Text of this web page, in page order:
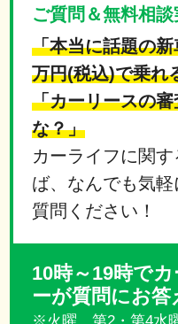
ご質問＆無料相談
「本当に話題の
万円(税込)で乗れ
「カーリースの
な？」
カーライフに関
ば、なんでも気
質問ください！
10時～19時で
ーが質問にお答